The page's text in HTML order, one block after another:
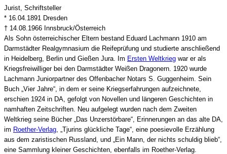
Jurist, Schriftsteller
* 16.04.1891 Dresden
† 14.08.1966 Innsbruck/Österreich
Als Sohn österreichischer Eltern bestand Eduard Lachmann 1910 am
Darmstädter Realgymnasium die Reifeprüfung und studierte anschließend
in Heidelberg, Berlin und Gießen Jura. Im Ersten Weltkrieg war er als
Kriegsfreiwilliger bei den Darmstädter Weißen Dragonern. 1920 wurde
Lachmann Juniorpartner des Offenbacher Notars S. Guggenheim. Sein
Buch „Vier Jahre“, in dem er seine Kriegserfahrungen aufzeichnete,
erschien 1924 in DA, gefolgt von Novellen und längeren Geschichten in
namhaften Zeitschriften. Neu aufgelegt wurden nach dem Zweiten
Weltkrieg seine Bücher „Das Unzerstörbare“, Erinnerungen an das alte DA,
im Roether-Verlag , „Tjurins glückliche Tage“, eine poesievolle Erzählung
aus dem zaristischen Russland, und „Ein Mann, der nichts schuldig blieb“,
eine Sammlung kleiner Geschichten, ebenfalls im Roether-Verlag.